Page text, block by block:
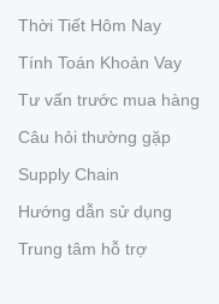
Thời Tiết Hôm Nay
Tính Toán Khoản Vay
Tư vấn trước mua hàng
Câu hỏi thường gặp
Supply Chain
Hướng dẫn sử dụng
Trung tâm hỗ trợ